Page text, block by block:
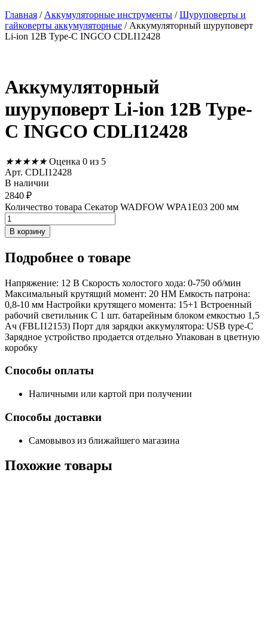
Главная / Аккумуляторные инструменты /Шуруповерты и
гайковерты аккумуляторные / Аккумуляторный шуруповерт
Li-ion 12В Type-C INGCO CDLI12428
Аккумуляторный
шуруповерт Li-ion 12В Type-
C INGCO CDLI12428
★★★★★ Оценка 0 из 5
Арт. CDLI12428
В наличии
2840 ₽
Количество товара Секатор WADFOW WPA1E03 200 мм
В корзину
Подробнее о товаре
Напряжение: 12 В Скорость холостого хода: 0-750 об/мин
Максимальный крутящий момент: 20 НМ Емкость патрона:
0,8-10 мм Настройки крутящего момента: 15+1 Встроенный
рабочий светильник С 1 шт. батарейным блоком емкостью 1,5
Ач (FBLI12153) Порт для зарядки аккумулятора: USB type-C
Зарядное устройство продается отдельно Упакован в цветную
коробку
Способы оплаты
Наличными или картой при получении
Способы доставки
Самовывоз из ближайшего магазина
Похожие товары